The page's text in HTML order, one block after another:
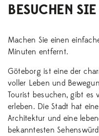
BESUCHEN
Machen Sie einen
Minuten entfernt.
Göteborg ist eine der
voller Leben und
Tourist besuchen, gibt es
erleben. Die Stadt hat
Architektur und eine
bekanntesten